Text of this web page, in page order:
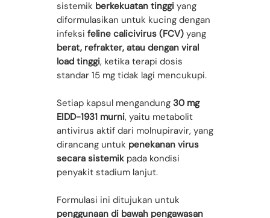
sistemik berkekuatan tinggi yang
diformulasikan untuk kucing dengan
infeksi feline calicivirus (FCV) yang
berat, refrakter, atau dengan viral
load tinggi, ketika terapi dosis
standar 15 mg tidak lagi mencukupi.
Setiap kapsul mengandung 30 mg
EIDD-1931 murni, yaitu metabolit
antivirus aktif dari molnupiravir, yang
dirancang untuk penekanan virus
secara sistemik pada kondisi
penyakit stadium lanjut.
Formulasi ini ditujukan untuk
penggunaan di bawah pengawasan